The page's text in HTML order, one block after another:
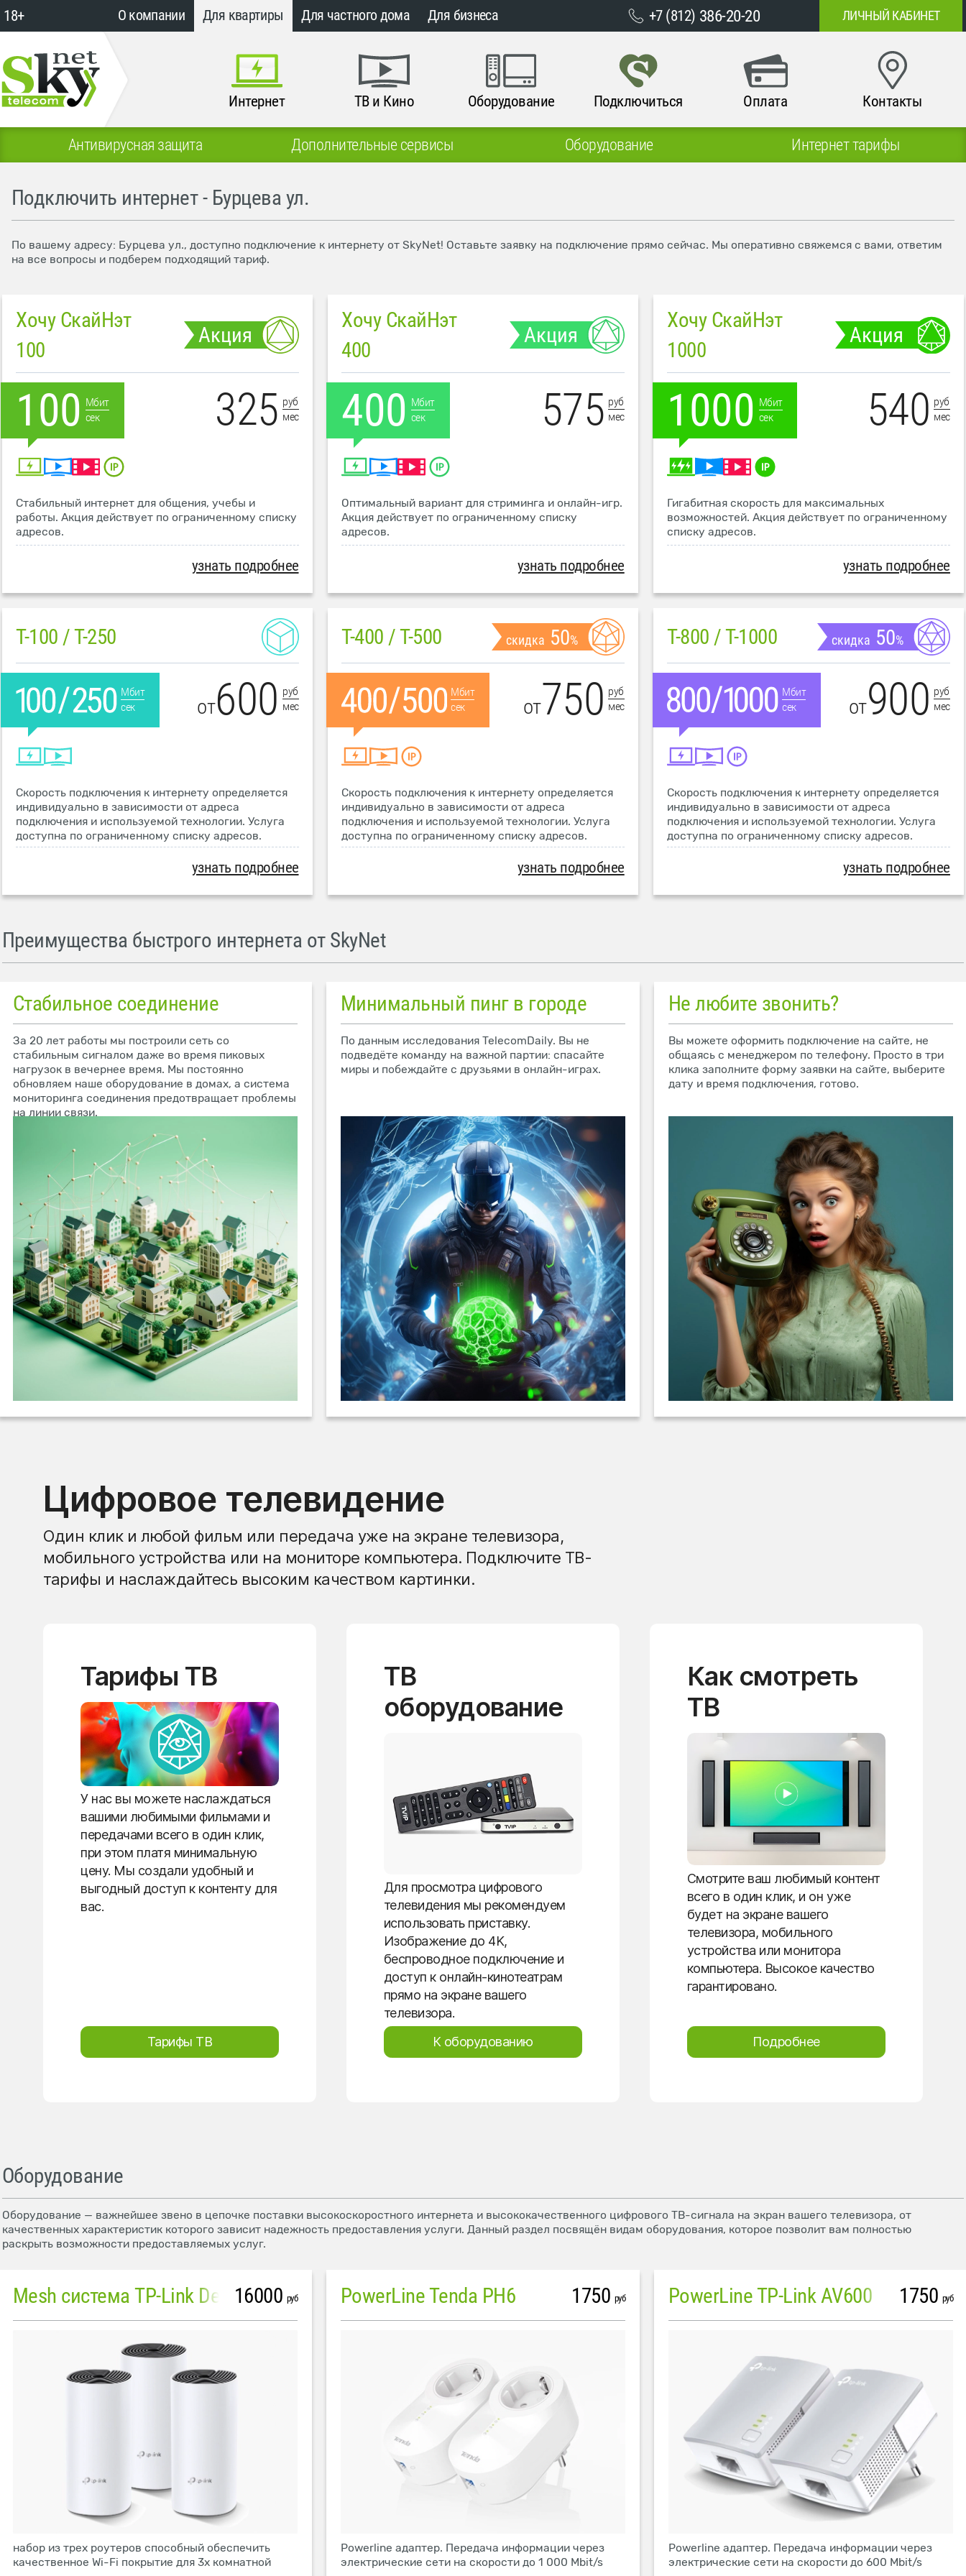
18+ О компании Для квартиры Для частного дома Для бизнеса +7 (812) 386-20-20 ЛИЧНЫЙ КАБИНЕТ
Интернет ТВ и Кино Оборудование Подключиться Оплата Контакты
Антивирусная защита Дополнительные сервисы Оборудование Интернет тарифы
Подключить интернет - Бурцева ул.
По вашему адресу: Бурцева ул., доступно подключение к интернету от SkyNet! Оставьте заявку на подключение прямо сейчас. Мы оперативно свяжемся с вами, ответим
на все вопросы и подберем подходящий тариф.
Хочу СкайНэт
100
Акция
100 Мбит
сек
325 руб
мес
Стабильный интернет для общения, учебы и
работы. Акция действует по ограниченному списку
адресов.
узнать подробнее
Хочу СкайНэт
400
Акция
400 Мбит
сек
575 руб
мес
Оптимальный вариант для стриминга и онлайн-игр.
Акция действует по ограниченному списку
адресов.
узнать подробнее
Хочу СкайНэт
1000
Акция
1000 Мбит
сек
540 руб
мес
Гигабитная скорость для максимальных
возможностей. Акция действует по ограниченному
списку адресов.
узнать подробнее
T-100 / T-250
Мбит
сек
от600 руб
мес
Скорость подключения к интернету определяется
индивидуально в зависимости от адреса
подключения и используемой технологии. Услуга
доступна по ограниченному списку адресов.
узнать подробнее
T-400 / T-500 скидка 50%
Мбит
сек
от750 руб
мес
Скорость подключения к интернету определяется
индивидуально в зависимости от адреса
подключения и используемой технологии. Услуга
доступна по ограниченному списку адресов.
узнать подробнее
T-800 / T-1000 скидка 50%
Мбит
сек
от900 руб
мес
Скорость подключения к интернету определяется
индивидуально в зависимости от адреса
подключения и используемой технологии. Услуга
доступна по ограниченному списку адресов.
узнать подробнее
Преимущества быстрого интернета от SkyNet
Стабильное соединение
За 20 лет работы мы построили сеть со
стабильным сигналом даже во время пиковых
нагрузок в вечернее время. Мы постоянно
обновляем наше оборудование в домах, а система
мониторинга соединения предотвращает проблемы
на линии связи.
Минимальный пинг в городе
По данным исследования TelecomDaily. Вы не
подведёте команду на важной партии: спасайте
миры и побеждайте с друзьями в онлайн-играх.
Не любите звонить?
Вы можете оформить подключение на сайте, не
общаясь с менеджером по телефону. Просто в три
клика заполните форму заявки на сайте, выберите
дату и время подключения, готово.
Цифровое телевидение
Один клик и любой фильм или передача уже на экране телевизора,
мобильного устройства или на мониторе компьютера. Подключите ТВ-
тарифы и наслаждайтесь высоким качеством картинки.
Тарифы ТВ
У нас вы можете наслаждаться
вашими любимыми фильмами и
передачами всего в один клик,
при этом платя минимальную
цену. Мы создали удобный и
выгодный доступ к контенту для
вас.
Тарифы ТВ
ТВ
оборудование
Для просмотра цифрового
телевидения мы рекомендуем
использовать приставку.
Изображение до 4K,
беспроводное подключение и
доступ к онлайн-кинотеатрам
прямо на экране вашего
телевизора.
К оборудованию
Как смотреть
ТВ
Смотрите ваш любимый контент
всего в один клик, и он уже
будет на экране вашего
телевизора, мобильного
устройства или монитора
компьютера. Высокое качество
гарантировано.
Подробнее
Оборудование
Оборудование — важнейшее звено в цепочке поставки высокоскоростного интернета и высококачественного цифрового ТВ-сигнала на экран вашего телевизора, от
качественных характеристик которого зависит надежность предоставления услуги. Данный раздел посвящён видам оборудования, которое позволит вам полностью
раскрыть возможности предоставляемых услуг.
Mesh система TP-Link Deco M4 (3 устройства)
16000 руб
набор из трех роутеров способный обеспечить
качественное Wi-Fi покрытие для 3х комнатной
PowerLine Tenda PH6 1750 руб
Powerline адаптер. Передача информации через
электрические сети на скорости до 1 000 Mbit/s
PowerLine TP-Link AV600 1750 руб
Powerline адаптер. Передача информации через
электрические сети на скорости до 600 Mbit/s